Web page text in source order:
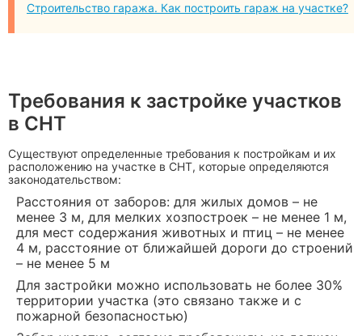
Строительство гаража. Как построить гараж на участке?
Требования к застройке участков
в СНТ
Существуют определенные требования к постройкам и их
расположению на участке в СНТ, которые определяются
законодательством:
Расстояния от заборов: для жилых домов – не
менее 3 м, для мелких хозпостроек – не менее 1 м,
для мест содержания животных и птиц – не менее
4 м, расстояние от ближайшей дороги до строений
– не менее 5 м
Для застройки можно использовать не более 30%
территории участка (это связано также и с
пожарной безопасностью)